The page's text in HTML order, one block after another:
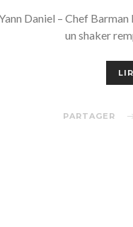
Daniel – Chef
un shaker
PARTAGER